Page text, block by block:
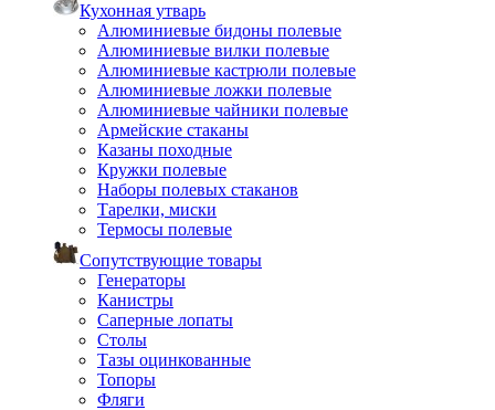
Кухонная утварь
Алюминиевые бидоны полевые
Алюминиевые вилки полевые
Алюминиевые кастрюли полевые
Алюминиевые ложки полевые
Алюминиевые чайники полевые
Армейские стаканы
Казаны походные
Кружки полевые
Наборы полевых стаканов
Тарелки, миски
Термосы полевые
Сопутствующие товары
Генераторы
Канистры
Саперные лопаты
Столы
Тазы оцинкованные
Топоры
Фляги